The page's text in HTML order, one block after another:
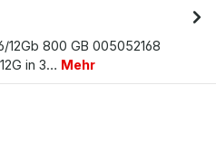
800 GB 005052168
in 3… Mehr